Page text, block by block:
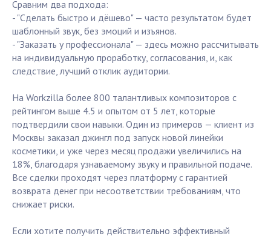
Сравним два подхода:
- "Сделать быстро и дёшево" — часто результатом будет
шаблонный звук, без эмоций и изъянов.
- "Заказать у профессионала" — здесь можно рассчитывать
на индивидуальную проработку, согласования, и, как
следствие, лучший отклик аудитории.
На Workzilla более 800 талантливых композиторов с
рейтингом выше 4.5 и опытом от 5 лет, которые
подтвердили свои навыки. Один из примеров — клиент из
Москвы заказал джингл под запуск новой линейки
косметики, и уже через месяц продажи увеличились на
18%, благодаря узнаваемому звуку и правильной подаче.
Все сделки проходят через платформу с гарантией
возврата денег при несоответствии требованиям, что
снижает риски.
Если хотите получить действительно эффективный